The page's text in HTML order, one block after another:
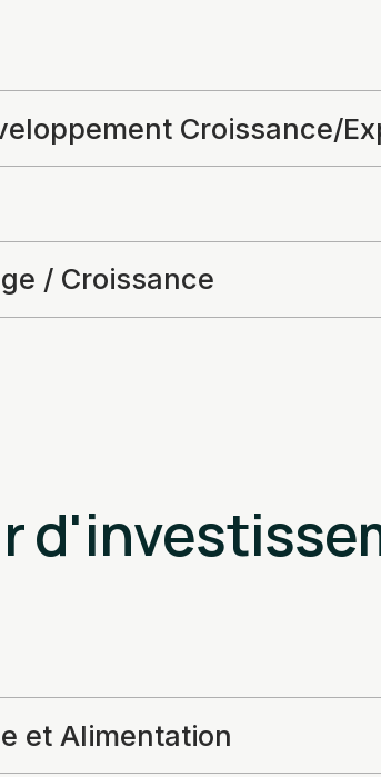
Croissance/
/ Croissance
et Alimentation